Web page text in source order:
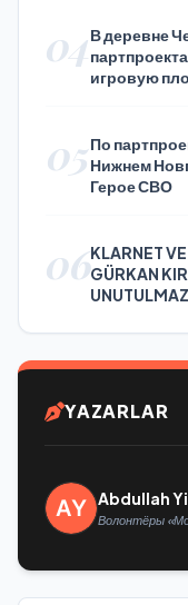
04В деревне
игровую
05По
Нижнем
Герое СВО
06KLARNET
GÜRKAN
YAZARLAR
Abdullah
Волонтёры